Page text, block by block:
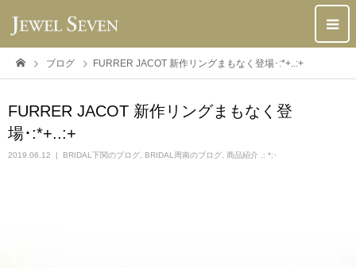
ブログ FURRER JACOT 新作リングまもなく登場･:*+..:+
FURRER JACOT 新作リングまもなく登
場･:*+..:+
2019.06.12 BRIDAL下関のブログ BRIDAL周南のブログ 商品紹介 .: *:･